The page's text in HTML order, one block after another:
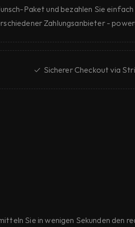
Paket und bezahlen Sie
Zahlungsanbieter -
✓  Sicherer Checkout via
Sie in wenigen Sekunden den